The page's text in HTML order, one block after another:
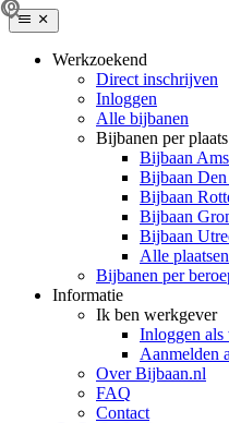
Werkzoekend
Direct inschrijven
Inloggen
Alle bijbanen
Bijbanen per plaats
Bijbaan
Bijbaan
Bijbaan
Bijbaan
Bijbaan
Alle plaatsen
Bijbanen per
Informatie
Ik ben werkgever
Inloggen als
Aanmelden
Over Bijbaan.nl
FAQ
Contact